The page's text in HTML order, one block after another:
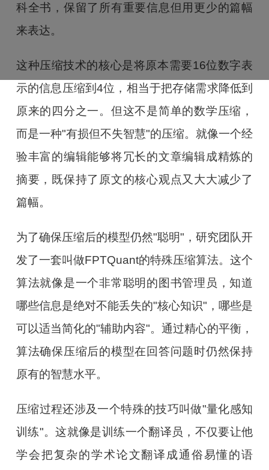
科全书，保留了所有重要信息但用更少的篇幅
来表达。
这种压缩技术的核心是将原本需要16位数字表
示的信息压缩到4位，相当于把存储需求降低到
原来的四分之一。但这不是简单的数学压缩，
而是一种"有损但不失智慧"的压缩。就像一个经
验丰富的编辑能够将冗长的文章编辑成精炼的
摘要，既保持了原文的核心观点又大大减少了
篇幅。
为了确保压缩后的模型仍然"聪明"，研究团队开
发了一套叫做FPTQuant的特殊压缩算法。这个
算法就像是一个非常聪明的图书管理员，知道
哪些信息是绝对不能丢失的"核心知识"，哪些是
可以适当简化的"辅助内容"。通过精心的平衡，
算法确保压缩后的模型在回答问题时仍然保持
原有的智慧水平。
压缩过程还涉及一个特殊的技巧叫做"量化感知
训练"。这就像是训练一个翻译员，不仅要让他
学会把复杂的学术论文翻译成通俗易懂的语